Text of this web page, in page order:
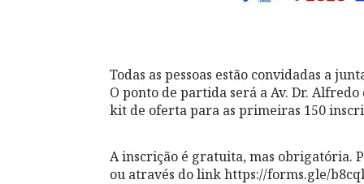
Todas as pessoas estão convidadas a
O ponto de partida será a Av. Dr. Alfredo
kit de oferta para as primeiras 150
A inscrição é gratuita, mas obrigatória.
ou através do link https://forms.gle/